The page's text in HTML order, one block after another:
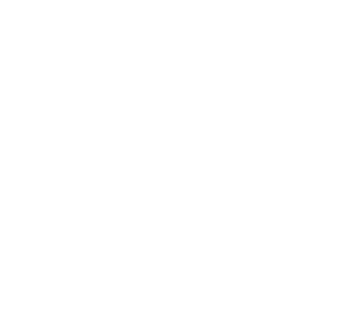
させていただ
了承ください。
をご了承くださ
御機器販売店・
にご登録され
1000ppm以下、
) : 1000ppm、
、
貨物等」とい
可)を取得する
これらの製造装
通知します。
、取り引きをい
ムロン制御